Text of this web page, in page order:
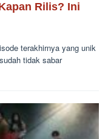
Rilis? Ini
terakhirnya yang unik
tidak sabar